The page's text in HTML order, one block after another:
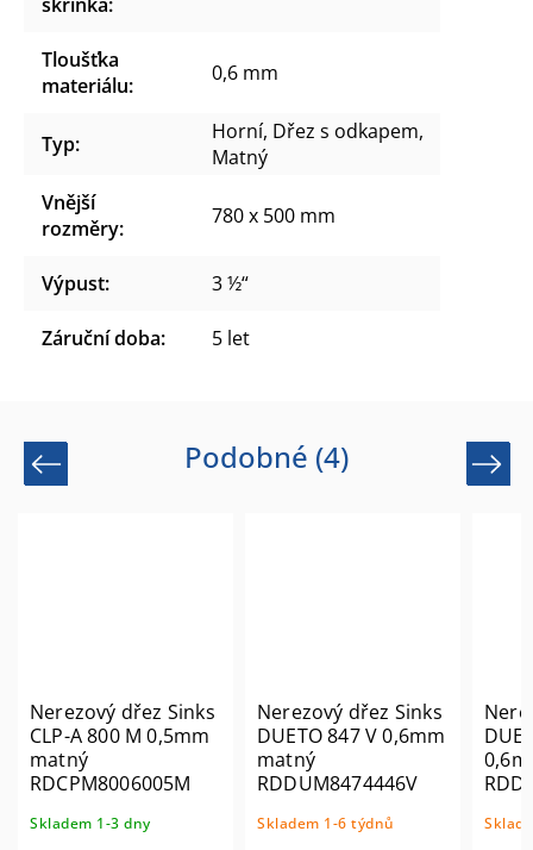
Tloušťka
materiálu: 0,6 mm
Typ:
Horní, Dřez s odkapem,
Matný
Vnější
rozměry: 780 x 500 mm
Výpust: 3 ½“
Záruční doba: 5 let
Podobné (4)
Previous
Nerezový dřez Sinks
CLP-A 800 M 0,5mm
matný
RDCPM8006005M
Skladem 1-3 dny
Nerezový dřez Sinks
DUETO 847 V 0,6mm
matný
RDDUM8474446V
Skladem 1-6 týdnů
Next